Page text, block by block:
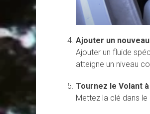
Ajouter un
Ajouter un fluide
atteigne un niveau
Tournez le Volant
Mettez la clé dans